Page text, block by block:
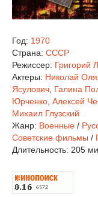
Год: 1970
Страна: СССР
Режиссер: Григорий
Актеры: Николай
Ясулович Галина
Юрченко Алексей
Михаил Глузский
Жанр: Военные /
Советские фильмы /
Длительность: 205